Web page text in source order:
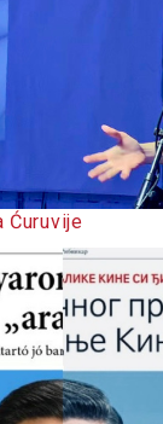
Ćuruvije